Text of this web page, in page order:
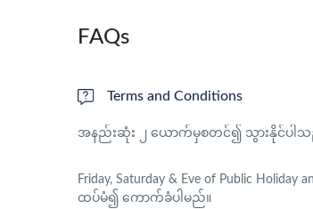
-အသည်းရောင်အသားဝါဘီရောဂါ စစ်ဆေ
-၃လအတွင်း သွေးချိုဆီးချို စစ်ဆေးခြ
-HIV စစ်ဆေးခြင်း၊
FAQs
Terms and Conditions
အနည်းဆုံး ၂ ယောက်မှစတင်၍ သွားနိုင်ပါ
Friday, Saturday & Eve of Public
ထပ်မံ၍ ကောက်ခံပါမည်။